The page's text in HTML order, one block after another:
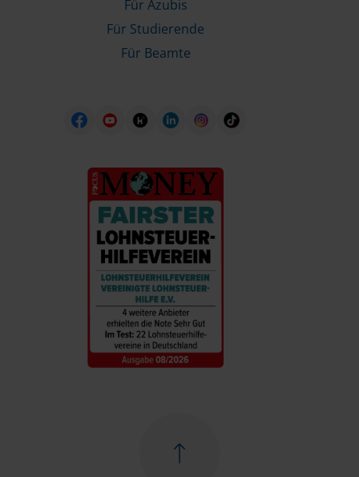
Für Azubis
Für Studierende
Für Beamte